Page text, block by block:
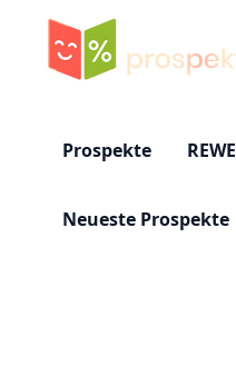
Prospekte REWE
Neueste Prospekte